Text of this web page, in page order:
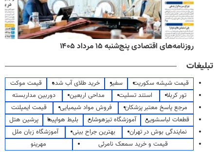
روزنامه‌های اقتصادی پنج‌شنبه ۱۵ مرداد ۱۴۰۵
تبلیغات
قیمت شیشه سکوریت سفیر خرید طلای آب شده
قیمت موکت
تور کربلا
استند تسلیت مداحی اربعین
دوربین مداربسته
مرجع پاسخ معتبر پزشکان
فروش مواد شیمیایی
قیمت ایمپلنت
قطعات لباسشویی
آموزشگاه تیزهوشان بلیط هواپیما
پرشین هتل
نمایندگی بوش در تهران
بهترین جراح بینی
آموزشگاه زبان ملل
قیمت و خرید سمعک نامرئی
مهرینو